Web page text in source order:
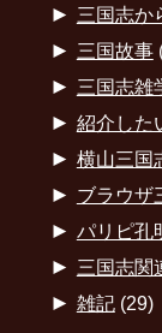
► 三国志か
► 三国故事
► 三国志雑
► 紹介した
► 横山三国
► ブラウザ
► パリピ孔
► 三国志関
► 雑記(29)